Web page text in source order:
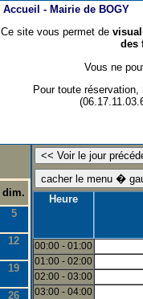
Accueil - Mairie de BOGY
Ce site vous permet de
des
Vous ne
Pour toute
dim.
5
12
19
26
Heure
00:00 - 01:00
01:00 - 02:00
02:00 - 03:00
03:00 - 04:00